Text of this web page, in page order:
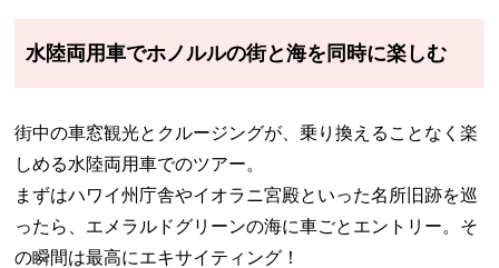
水陸両用車でホノルルの街と海を同時に楽しむ
街中の車窓観光とクルージングが、乗り換えることなく楽
しめる水陸両用車でのツアー。
まずはハワイ州庁舎やイオラニ宮殿といった名所旧跡を巡
ったら、エメラルドグリーンの海に車ごとエントリー。そ
の瞬間は最高にエキサイティング！